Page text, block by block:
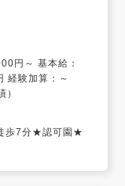
円～ 基本給：
経験加算：～
）
歩7分★認可園★